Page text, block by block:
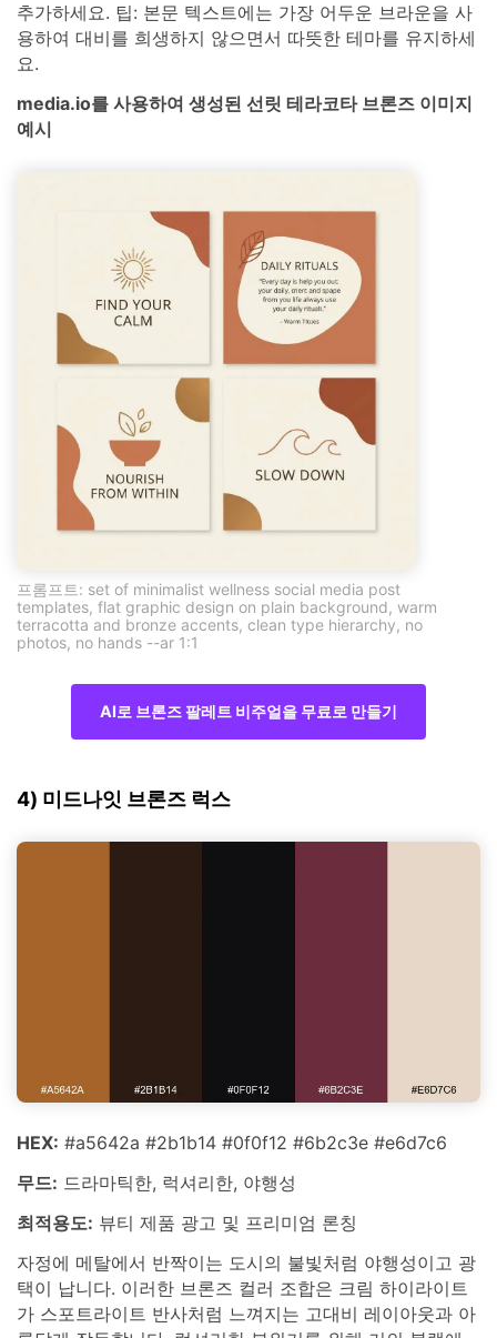
추가하세요. 팁: 본문 텍스트에는 가장 어두운 브라운을 사
용하여 대비를 희생하지 않으면서 따뜻한 테마를 유지하세
요.
media.io를 사용하여 생성된 선릿 테라코타 브론즈 이미지
예시
프롬프트: set of minimalist wellness social media post
templates, flat graphic design on plain background, warm
terracotta and bronze accents, clean type hierarchy, no
photos, no hands --ar 1:1
AI로 브론즈 팔레트 비주얼을 무료로 만들기
4) 미드나잇 브론즈 럭스
HEX: #a5642a #2b1b14 #0f0f12 #6b2c3e #e6d7c6
무드: 드라마틱한, 럭셔리한, 야행성
최적용도: 뷰티 제품 광고 및 프리미엄 론칭
자정에 메탈에서 반짝이는 도시의 불빛처럼 야행성이고 광
택이 납니다. 이러한 브론즈 컬러 조합은 크림 하이라이트
가 스포트라이트 반사처럼 느껴지는 고대비 레이아웃과 아